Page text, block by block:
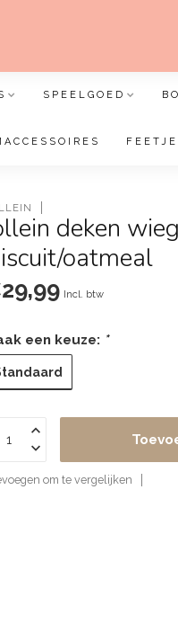
SPEELGOED
deken
oatmeal
Incl. btw
een keuze: *
om te vergelijken